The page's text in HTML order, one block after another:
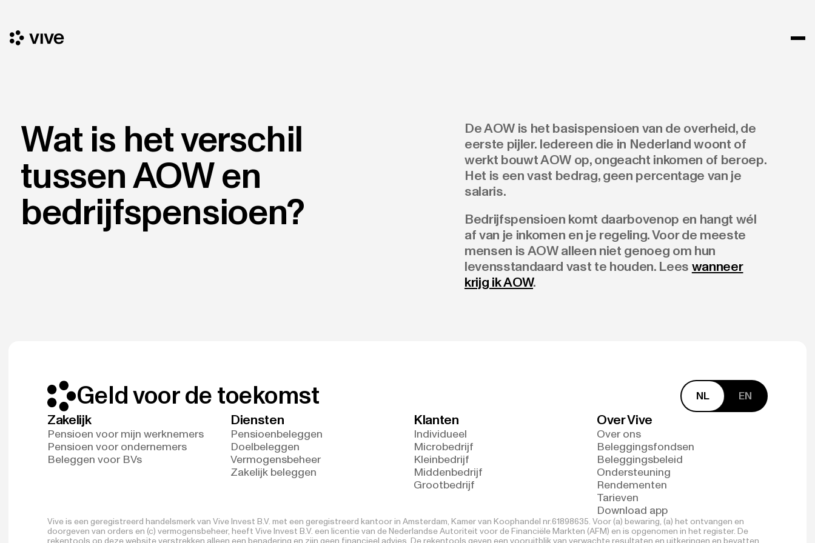
Wat is het verschil
tussen AOW en
bedrijfspensioen?
De AOW is het basispensioen van de overheid, de
eerste pijler. Iedereen die in Nederland woont of
werkt bouwt AOW op, ongeacht inkomen of beroep.
Het is een vast bedrag, geen percentage van je
salaris.
Bedrijfspensioen komt daarbovenop en hangt wél
af van je inkomen en je regeling. Voor de meeste
mensen is AOW alleen niet genoeg om hun
levensstandaard vast te houden. Lees wanneer
krijg ik AOW.
Geld voor de toekomst NL EN
Zakelijk
Pensioen voor mijn werknemers
Pensioen voor ondernemers
Beleggen voor BVs
Diensten
Pensioenbeleggen
Doelbeleggen
Vermogensbeheer
Zakelijk beleggen
Klanten
Individueel
Microbedrijf
Kleinbedrijf
Middenbedrijf
Grootbedrijf
Over Vive
Over ons
Beleggingsfondsen
Beleggingsbeleid
Ondersteuning
Rendementen
Tarieven
Download app
Vive is een geregistreerd handelsmerk van Vive Invest B.V. met een geregistreerd kantoor in Amsterdam, Kamer van Koophandel nr.61898635. Voor (a) bewaring, (a) het ontvangen en
doorgeven van orders en (c) vermogensbeheer, heeft Vive Invest B.V. een licentie van de Nederlandse Autoriteit voor de Financiële Markten (AFM) en is opgenomen in het register. De
rekentools op deze website verstrekken alleen een benadering en zijn geen financieel advies. De rekentools geven een vooruitblik van verwachte resultaten en uitkeringen en bevatten